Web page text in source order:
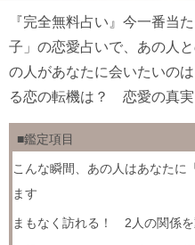
『完全無料占い』今一番当
子」の恋愛占いで、あの人
の人があなたに会いたいの
る恋の転機は？ 恋愛の真実
■鑑定項目
こんな瞬間、あの人はあなたに
ます
まもなく訪れる！ 2人の関係を